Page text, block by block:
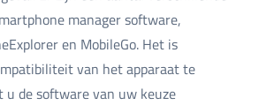
manager software,
en MobileGo. Het is
van het apparaat te
de software van uw keuze